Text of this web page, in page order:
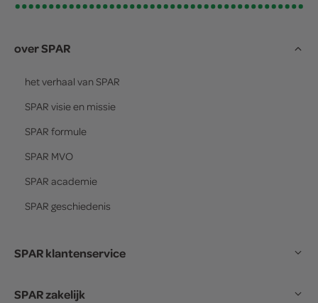
over SPAR
het verhaal van SPAR
SPAR visie en missie
SPAR formule
SPAR MVO
SPAR academie
SPAR geschiedenis
SPAR klantenservice
SPAR zakelijk